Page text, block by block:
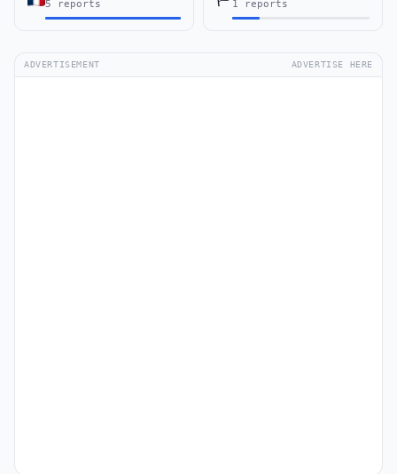
5 reports 1 reports
ADVERTISEMENT ADVERTISE HERE